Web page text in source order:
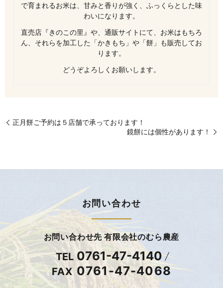
で育まれるお米は、甘みと香りが強く、ふっくらとした味
わいになります。
直売店『きのこの里』や、通販サイトにて、お米はもちろ
ん、それらを加工した「かきもち」や「餅」も販売してお
ります。
どうぞよろしくお願いします。
正月餅ご予約は５店舗で承っております！
鏡餅には個性があります！
お問い合わせ
お問い合わせ先 有限会社のむら農産
TEL 0761-47-4140
FAX0761-47-4068